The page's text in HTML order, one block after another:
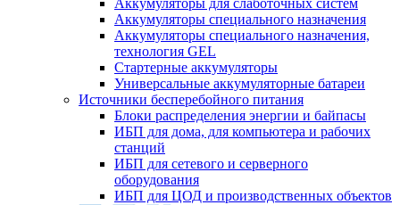
Аккумуляторы для слаботочных систем
Аккумуляторы специального назначения
Аккумуляторы специального назначения,
технология GEL
Стартерные аккумуляторы
Универсальные аккумуляторные батареи
Источники бесперебойного питания
Блоки распределения энергии и байпасы
ИБП для дома, для компьютера и рабочих
станций
ИБП для сетевого и серверного
оборудования
ИБП для ЦОД и производственных объектов